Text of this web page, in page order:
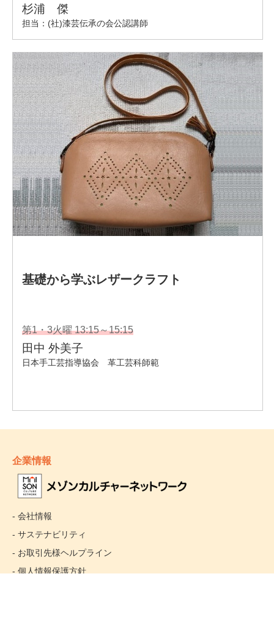
企業情報
- 会社情報
- サステナビリティ
- お取引先様ヘルプライン
- 個人情報保護方針